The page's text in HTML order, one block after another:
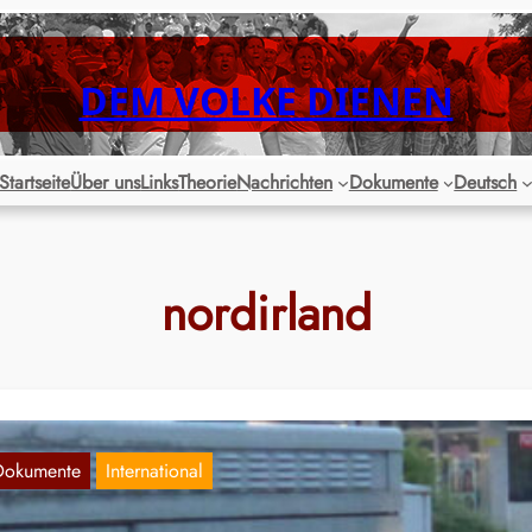
DEM VOLKE DIENEN
StartseiteÜber unsLinksTheorieNachrichten Dokumente Deutsch
nordirland
International